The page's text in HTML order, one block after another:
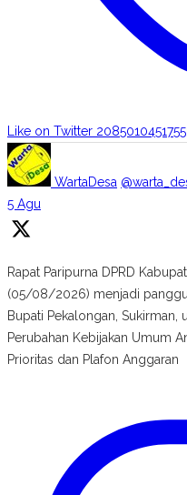
Like on Twitter
WartaDesa
5 Agu
Rapat Paripurna DPRD
(05/08/2026) menjadi
Bupati Pekalongan, Sukirman,
Perubahan Kebijakan Umum
Prioritas dan Plafon Anggaran